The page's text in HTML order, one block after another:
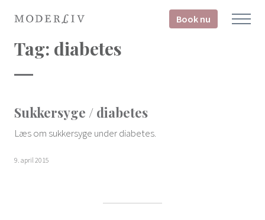
Book nu
Tag: diabetes
Sukkersyge / diabetes
Læs om sukkersyge under diabetes.
9. april 2015